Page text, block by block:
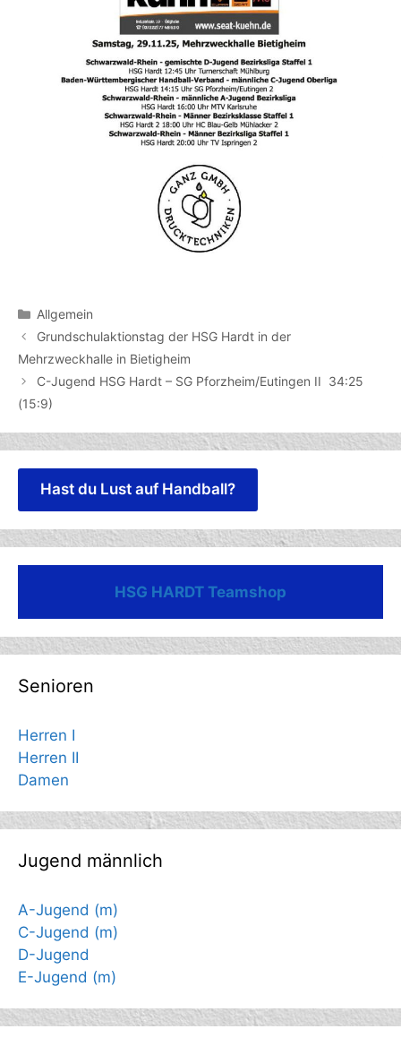
Kategorien
Allgemein
Grundschulaktionstag der HSG Hardt in der
Mehrzweckhalle in Bietigheim
C-Jugend HSG Hardt – SG Pforzheim/Eutingen II 34:25
(15:9)
Hast du Lust auf Handball?
HSG HARDT Teamshop
Senioren
Herren I
Herren II
Damen
Jugend männlich
A-Jugend (m)
C-Jugend (m)
D-Jugend
E-Jugend (m)